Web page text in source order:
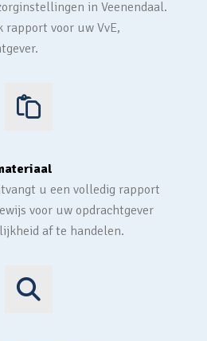
in Veenendaal.
voor uw VvE,
u een volledig rapport
voor uw opdrachtgever
af te handelen.